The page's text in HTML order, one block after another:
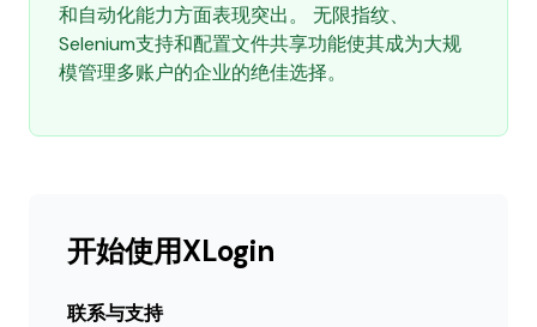
和自动化能力方面表现突出。 无限指纹、
Selenium支持和配置文件共享功能使其成为大规
模管理多账户的企业的绝佳选择。
开始使用XLogin
联系与支持